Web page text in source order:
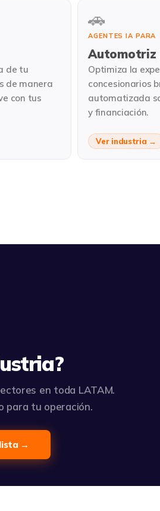
de tu
de manera
con tus
🚗
AGENTES IA PARA
Automotriz
Optimiza la
concesionarios
automatizada
y financiación.
Ver industria →
en toda LATAM.
para tu operación.
→